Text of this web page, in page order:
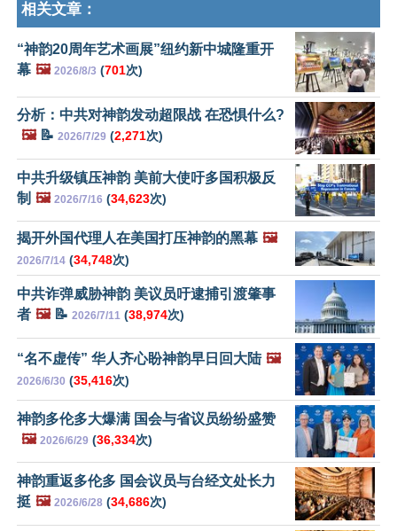
相关文章：
“神韵20周年艺术画展”纽约新中城隆重开
幕 🖼️ 2026/8/3 (701次)
分析：中共对神韵发动超限战 在恐惧什么?
🖼️📝 2026/7/29 (2,271次)
中共升级镇压神韵 美前大使吁多国积极反
制 🖼️ 2026/7/16 (34,623次)
揭开外国代理人在美国打压神韵的黑幕 🖼️
2026/7/14 (34,748次)
中共诈弹威胁神韵 美议员吁逮捕引渡肇事
者 🖼️📝 2026/7/11 (38,974次)
“名不虚传” 华人齐心盼神韵早日回大陆 🖼️
2026/6/30 (35,416次)
神韵多伦多大爆满 国会与省议员纷纷盛赞
🖼️ 2026/6/29 (36,334次)
神韵重返多伦多 国会议员与台经文处长力
挺 🖼️ 2026/6/28 (34,686次)